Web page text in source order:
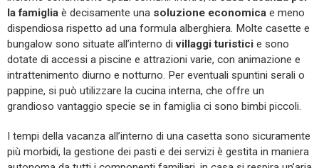
la famiglia è decisamente una soluzione economica e meno
dispendiosa rispetto ad una formula alberghiera. Molte casette e
bungalow sono situate all’interno divillaggi turistici e sono
dotate di accessi a piscine e attrazioni varie, con animazione e
intrattenimento diurno e notturno. Per eventuali spuntini serali o
pappine, si può utilizzare la cucina interna, che offre un
grandioso vantaggio specie se in famiglia ci sono bimbi piccoli.
I tempi della vacanza all’interno di una casetta sono sicuramente
più morbidi, la gestione dei pasti e dei servizi è gestita in maniera